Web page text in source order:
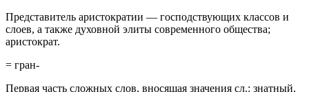
Представитель аристократии — господствующих классов и
слоев, а также духовной элиты современного общества;
аристократ.
= гран-
Первая часть сложных слов, вносящая значения сл.: знатный,